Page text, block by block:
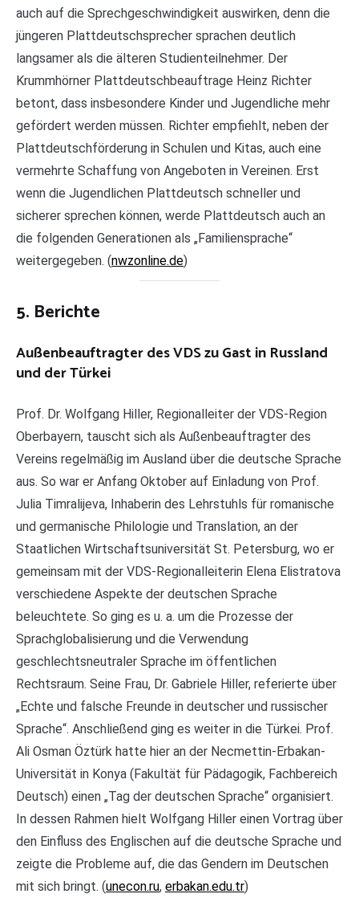
auch auf die Sprechgeschwindigkeit auswirken, denn die
jüngeren Plattdeutschsprecher sprachen deutlich
langsamer als die älteren Studienteilnehmer. Der
Krummhörner Plattdeutschbeauftrage Heinz Richter
betont, dass insbesondere Kinder und Jugendliche mehr
gefördert werden müssen. Richter empfiehlt, neben der
Plattdeutschförderung in Schulen und Kitas, auch eine
vermehrte Schaffung von Angeboten in Vereinen. Erst
wenn die Jugendlichen Plattdeutsch schneller und
sicherer sprechen können, werde Plattdeutsch auch an
die folgenden Generationen als „Familiensprache“
weitergegeben. (nwzonline.de)
5. Berichte
Außenbeauftragter des VDS zu Gast in Russland
und der Türkei
Prof. Dr. Wolfgang Hiller, Regionalleiter der VDS-Region
Oberbayern, tauscht sich als Außenbeauftragter des
Vereins regelmäßig im Ausland über die deutsche Sprache
aus. So war er Anfang Oktober auf Einladung von Prof.
Julia Timralijeva, Inhaberin des Lehrstuhls für romanische
und germanische Philologie und Translation, an der
Staatlichen Wirtschaftsuniversität St. Petersburg, wo er
gemeinsam mit der VDS-Regionalleiterin Elena Elistratova
verschiedene Aspekte der deutschen Sprache
beleuchtete. So ging es u. a. um die Prozesse der
Sprachglobalisierung und die Verwendung
geschlechtsneutraler Sprache im öffentlichen
Rechtsraum. Seine Frau, Dr. Gabriele Hiller, referierte über
„Echte und falsche Freunde in deutscher und russischer
Sprache“. Anschließend ging es weiter in die Türkei. Prof.
Ali Osman Öztürk hatte hier an der Necmettin-Erbakan-
Universität in Konya (Fakultät für Pädagogik, Fachbereich
Deutsch) einen „Tag der deutschen Sprache“ organisiert.
In dessen Rahmen hielt Wolfgang Hiller einen Vortrag über
den Einfluss des Englischen auf die deutsche Sprache und
zeigte die Probleme auf, die das Gendern im Deutschen
mit sich bringt. (unecon.ru, erbakan.edu.tr)